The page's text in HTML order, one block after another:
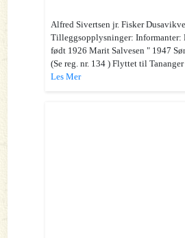
Alfred Sivertsen jr. Fisker
Tilleggsopplysninger: Informanter:
født 1926 Marit Salvesen " 1947
(Se reg. nr. 134 ) Flyttet til
Les Mer